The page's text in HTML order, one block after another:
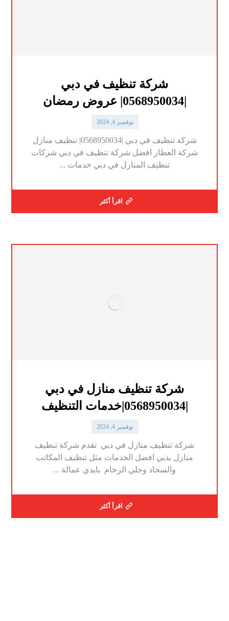
شركة تنظيف في دبي
|0568950034| عروض رمضان
نوفمبر 4, 2024
شركة تنظيف في دبي |0568950034| تنظيف منازل
شركة العطار افضل شركة تنظيف في دبي شركات
تنظيف المنازل في دبي خدمات ...
اقرأ أكثر
شركة تنظيف منازل في دبي
|0568950034|خدمات التنظيف
نوفمبر 4, 2024
شركة تنظيف منازل في دبي تقدم شركة تنظيف
منازل بدبي افضل الخدمات مثل تنظيف المكاتب
والسجاد وجلي الرخام بايدي عمالة ...
اقرأ أكثر